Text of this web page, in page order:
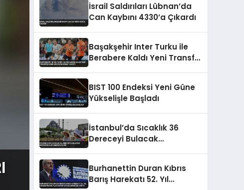
İsrail Saldırıları Lübnan’da
Can Kaybını 4330’a Çıkardı
Başakşehir Inter Turku ile
Berabere Kaldı Yeni Transfer
BIST 100 Endeksi Yeni Güne
Yükselişle Başladı
İstanbul’da Sıcaklık 36
Dereceyi Bulacak
Burhanettin Duran Kıbrıs
Barış Harekatı 52. Yıl